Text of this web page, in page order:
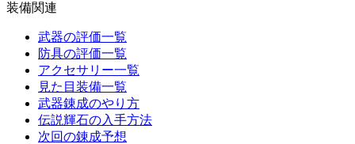
装備関連
武器の評価一覧
防具の評価一覧
アクセサリー一覧
見た目装備一覧
武器錬成のやり方
伝説輝石の入手方法
次回の錬成予想